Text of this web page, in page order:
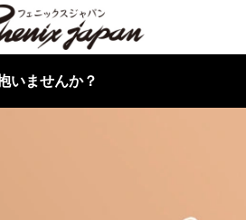
いませんか？